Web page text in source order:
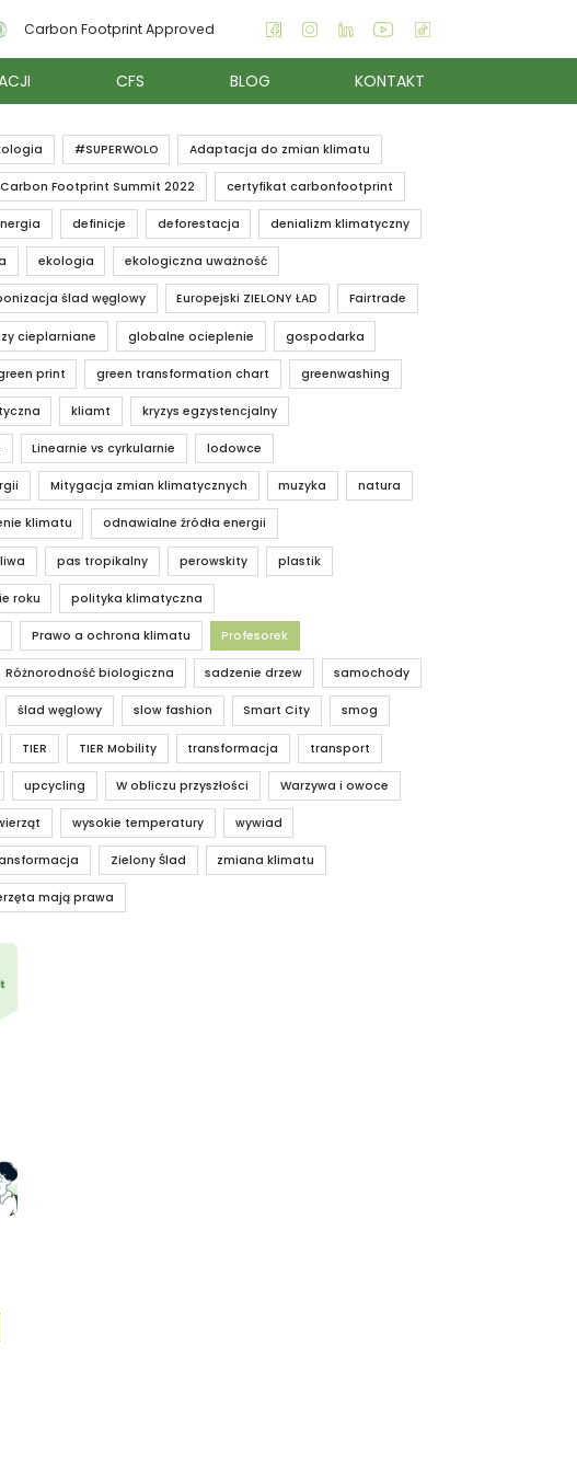
Carbon Footprint Approved
CFS BLOG KONTAKT
#SUPERWOLO Adaptacja do zmian klimatu
Carbon Footprint Summit 2022 certyfikat carbonfootprint
definicje deforestacja denializm klimatyczny
ekologia ekologiczna uważność
ślad węglowy Europejski ZIELONY ŁAD Fairtrade
cieplarniane globalne ocieplenie gospodarka
print green transformation chart greenwashing
kliamt kryzys egzystencjalny
Linearnie vs cyrkularnie lodowce
Mitygacja zmian klimatycznych muzyka natura
klimatu odnawialne źródła energii
pas tropikalny perowskity plastik
roku polityka klimatyczna
Prawo a ochrona klimatu Profesorek
Różnorodność biologiczna sadzenie drzew samochody
ślad węglowy slow fashion Smart City smog
TIER TIER Mobility transformacja transport
upcycling W obliczu przyszłości Warzywa i owoce
wysokie temperatury wywiad
Zielony Ślad zmiana klimatu
mają prawa